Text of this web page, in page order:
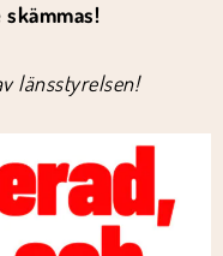
länsstyrelsen!